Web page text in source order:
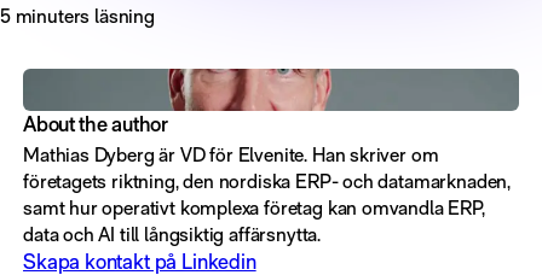
5 minuters läsning
About the author
Mathias Dyberg är VD för Elvenite. Han skriver om
företagets riktning, den nordiska ERP- och datamarknaden,
samt hur operativt komplexa företag kan omvandla ERP,
data och AI till långsiktig affärsnytta.
Skapa kontakt på Linkedin